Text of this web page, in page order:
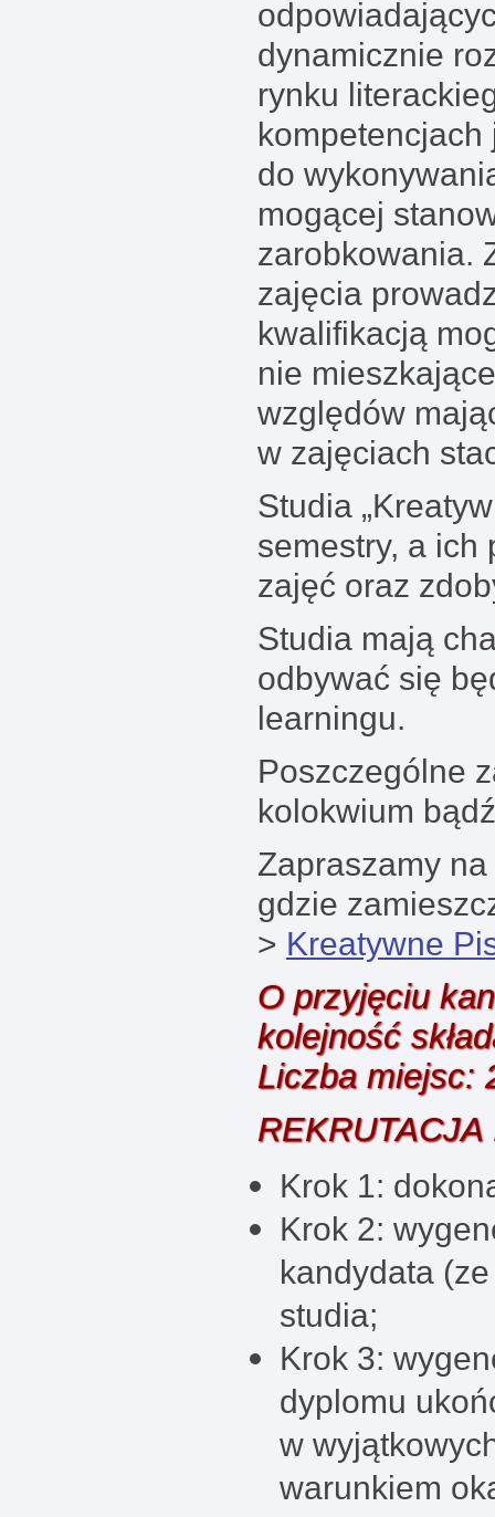
dynamicznie
rynku
do
mogącej
zarobkowania.
zajęcia
kwalifikacją
nie
względów
w zajęciach
Studia
semestry, a ich
zajęć oraz
Studia mają
odbywać się
learningu.
Poszczególne
kolokwium
Zapraszamy
gdzie
> Kreatywne
O przyjęciu
kolejność
Liczba miejsc:
Krok 1:
Krok 2:
kandydata
studia;
Krok 3:
dyplomu
w
warunkiem